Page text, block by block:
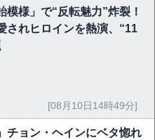
模様」で“反転魅力”炸裂！
されヒロインを熱演、“11
[08月10日14時49分]
チョン・ヘインにベタ惚れ